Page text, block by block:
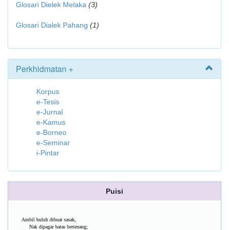
Glosari Dielek Melaka (3)
Glosari Dialek Pahang (1)
Perkhidmatan +
Korpus
e-Tesis
e-Jurnal
e-Kamus
e-Borneo
e-Seminar
i-Pintar
Puisi
Ambil buluh dibuat sasak,
Nak dipagar batas bertenang;